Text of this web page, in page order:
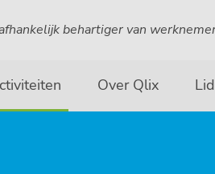
behartiger van
Over Qlix